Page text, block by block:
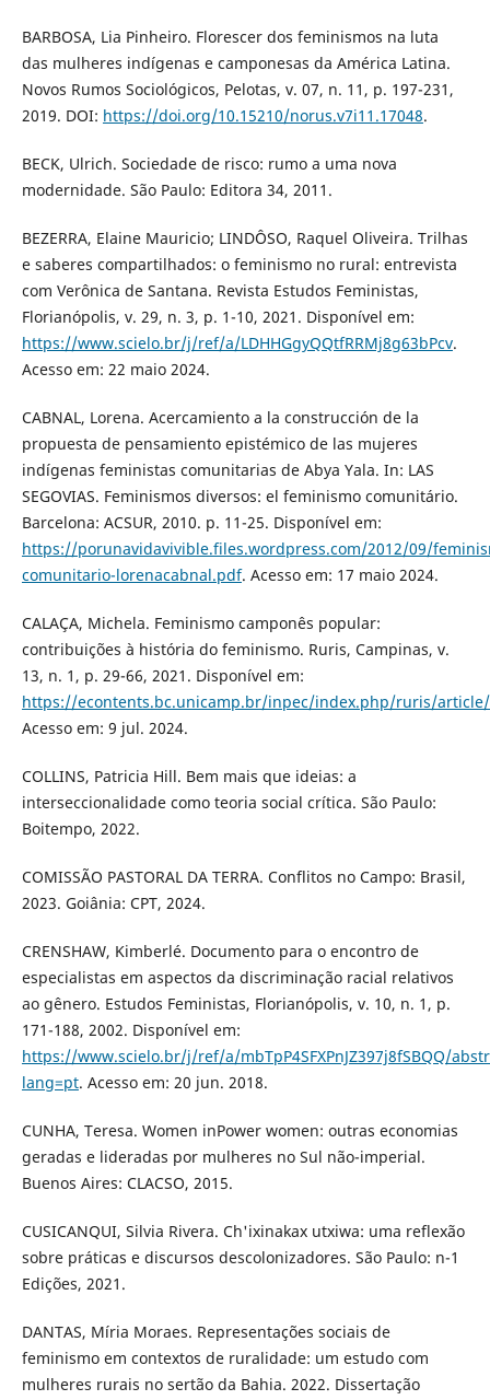
BARBOSA, Lia Pinheiro. Florescer dos feminismos na luta
das mulheres indígenas e camponesas da América Latina.
Novos Rumos Sociológicos, Pelotas, v. 07, n. 11, p. 197-231,
2019. DOI: https://doi.org/10.15210/norus.v7i11.17048.
BECK, Ulrich. Sociedade de risco: rumo a uma nova
modernidade. São Paulo: Editora 34, 2011.
BEZERRA, Elaine Mauricio; LINDÔSO, Raquel Oliveira. Trilhas
e saberes compartilhados: o feminismo no rural: entrevista
com Verônica de Santana. Revista Estudos Feministas,
Florianópolis, v. 29, n. 3, p. 1-10, 2021. Disponível em:
https://www.scielo.br/j/ref/a/LDHHGgyQQtfRRMj8g63bPcv.
Acesso em: 22 maio 2024.
CABNAL, Lorena. Acercamiento a la construcción de la
propuesta de pensamiento epistémico de las mujeres
indígenas feministas comunitarias de Abya Yala. In: LAS
SEGOVIAS. Feminismos diversos: el feminismo comunitário.
Barcelona: ACSUR, 2010. p. 11-25. Disponível em:
https://porunavidavivible.files.wordpress.com/2012/09/
comunitario-lorenacabnal.pdf. Acesso em: 17 maio 2024.
CALAÇA, Michela. Feminismo camponês popular:
contribuições à história do feminismo. Ruris, Campinas, v.
13, n. 1, p. 29-66, 2021. Disponível em:
https://econtents.bc.unicamp.br/inpec/index.php/ruris/
Acesso em: 9 jul. 2024.
COLLINS, Patricia Hill. Bem mais que ideias: a
interseccionalidade como teoria social crítica. São Paulo:
Boitempo, 2022.
COMISSÃO PASTORAL DA TERRA. Conflitos no Campo: Brasil,
2023. Goiânia: CPT, 2024.
CRENSHAW, Kimberlé. Documento para o encontro de
especialistas em aspectos da discriminação racial relativos
ao gênero. Estudos Feministas, Florianópolis, v. 10, n. 1, p.
171-188, 2002. Disponível em:
https://www.scielo.br/j/ref/a/mbTpP4SFXPnJZ397j8fSBQQ/
lang=pt. Acesso em: 20 jun. 2018.
CUNHA, Teresa. Women inPower women: outras economias
geradas e lideradas por mulheres no Sul não-imperial.
Buenos Aires: CLACSO, 2015.
CUSICANQUI, Silvia Rivera. Ch'ixinakax utxiwa: uma reflexão
sobre práticas e discursos descolonizadores. São Paulo: n-1
Edições, 2021.
DANTAS, Míria Moraes. Representações sociais de
feminismo em contextos de ruralidade: um estudo com
mulheres rurais no sertão da Bahia. 2022. Dissertação